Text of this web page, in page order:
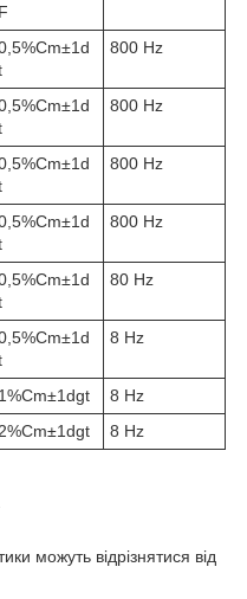
800 Hz
800 Hz
800 Hz
800 Hz
80 Hz
8 Hz
8 Hz
8 Hz
можуть відрізнятися від